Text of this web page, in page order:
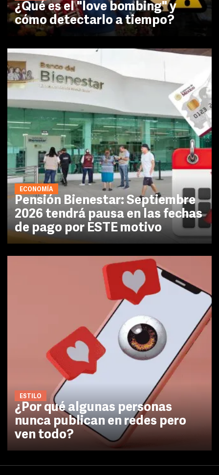
¿Qué es el "love bombing" y
cómo detectarlo a tiempo?
ECONOMÍA
Pensión Bienestar: Septiembre
2026 tendrá pausa en las fechas
de pago por ESTE motivo
ESTILO
¿Por qué algunas personas
nunca publican en redes pero
ven todo?